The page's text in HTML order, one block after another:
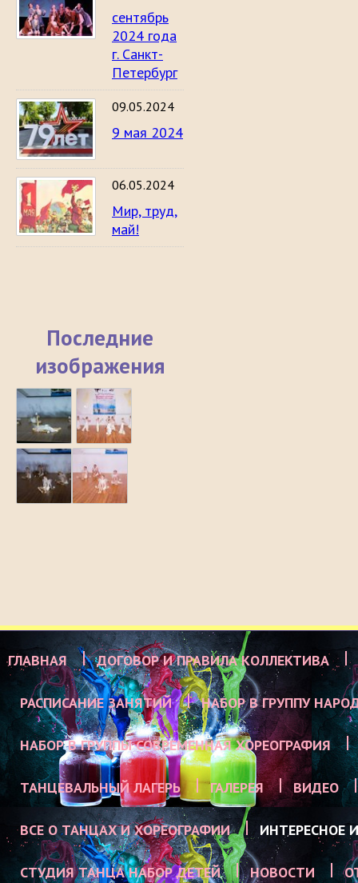
сентябрь
2024 года
г. Санкт-
Петербург
09.05.2024
9 мая 2024
06.05.2024
Мир, труд,
май!
Последние
изображения
ГЛАВНАЯ ДОГОВОР И ПРАВИЛА КОЛЛЕКТИВА
РАСПИСАНИЕ ЗАНЯТИЙ НАБОР В ГРУППУ
НАБОР В ГРУППЫ СОВРЕМЕННАЯ ХОРЕОГРАФИЯ
ТАНЦЕВАЛЬНЫЙ ЛАГЕРЬ ГАЛЕРЕЯ ВИДЕО
ВСЕ О ТАНЦАХ И ХОРЕОГРАФИИ ИНТЕРЕСНОЕ
СТУДИЯ ТАНЦА НАБОР ДЕТЕЙ НОВОСТИ